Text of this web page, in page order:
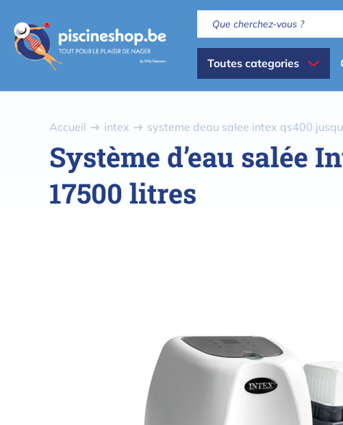
au
contenu
principal
Dispaly
all
Toutes categories
Fil
Accueil intex systeme deau salee intex qs400
Système d’eau salée
17500 litres